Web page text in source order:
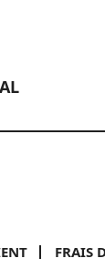
FRAIS